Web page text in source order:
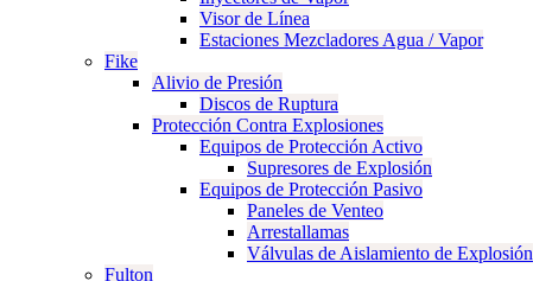
Visor de Línea
Estaciones Mezcladores Agua / Vapor
Fike
Alivio de Presión
Discos de Ruptura
Protección Contra Explosiones
Equipos de Protección Activo
Supresores de Explosión
Equipos de Protección Pasivo
Paneles de Venteo
Arrestallamas
Válvulas de Aislamiento de Explosión
Fulton